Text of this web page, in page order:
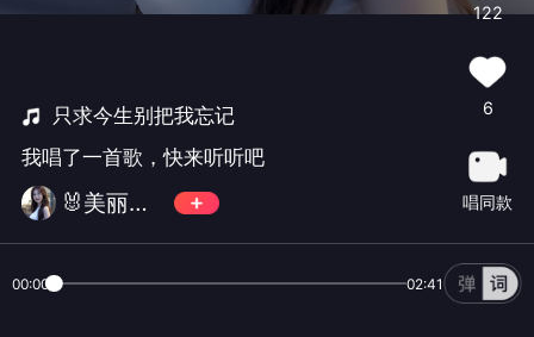
只求今生别把我忘记
我唱了一首歌，快来听听吧
🐰美丽芹芹🐰
122
6
唱同款
00:00 02:41